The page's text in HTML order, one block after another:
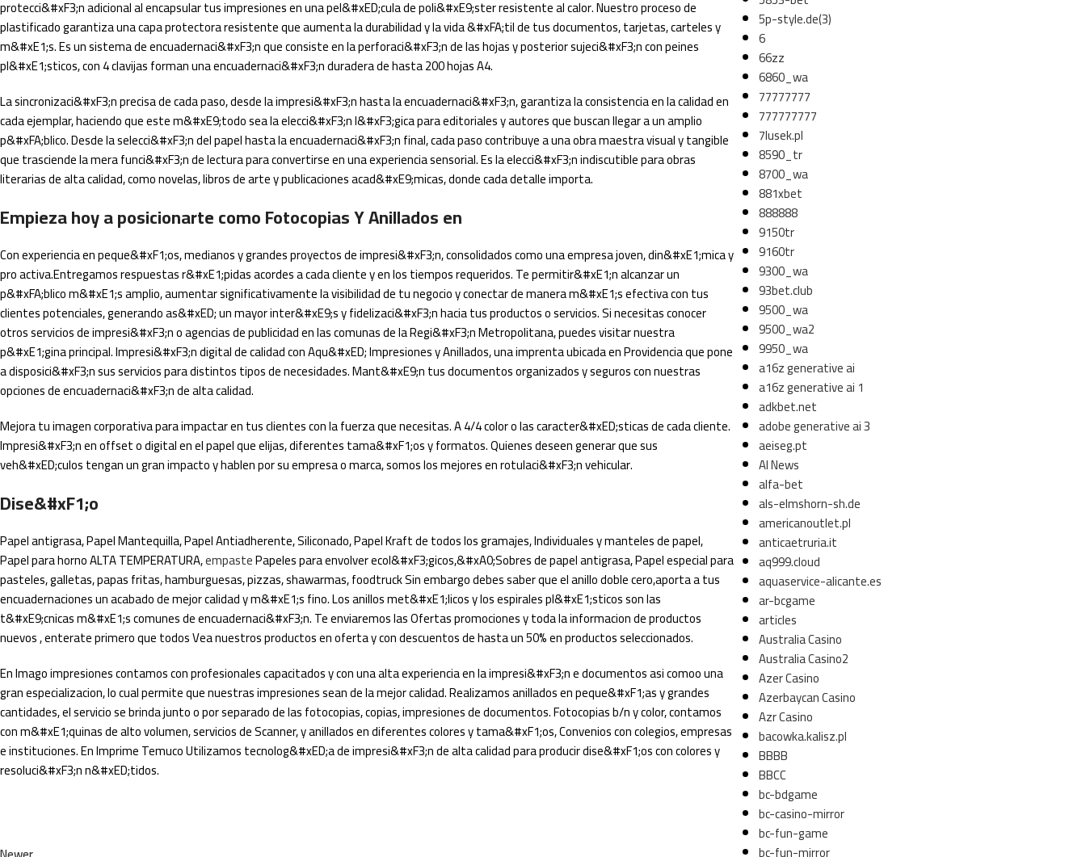
protecci&#xF3;n adicional al encapsular tus impresiones en una pel&#xED;cula de poli&#xE9;ster resistente al calor. Nuestro proceso de
plastificado garantiza una capa protectora resistente que aumenta la durabilidad y la vida &#xFA;til de tus documentos, tarjetas, carteles y
m&#xE1;s. Es un sistema de encuadernaci&#xF3;n que consiste en la perforaci&#xF3;n de las hojas y posterior sujeci&#xF3;n con peines
pl&#xE1;sticos, con 4 clavijas forman una encuadernaci&#xF3;n duradera de hasta 200 hojas A4.
La sincronizaci&#xF3;n precisa de cada paso, desde la impresi&#xF3;n hasta la encuadernaci&#xF3;n, garantiza la consistencia en la calidad en
cada ejemplar, haciendo que este m&#xE9;todo sea la elecci&#xF3;n l&#xF3;gica para editoriales y autores que buscan llegar a un amplio
p&#xFA;blico. Desde la selecci&#xF3;n del papel hasta la encuadernaci&#xF3;n final, cada paso contribuye a una obra maestra visual y tangible
que trasciende la mera funci&#xF3;n de lectura para convertirse en una experiencia sensorial. Es la elecci&#xF3;n indiscutible para obras
literarias de alta calidad, como novelas, libros de arte y publicaciones acad&#xE9;micas, donde cada detalle importa.
Empieza hoy a posicionarte como Fotocopias Y Anillados en
Con experiencia en peque&#xF1;os, medianos y grandes proyectos de impresi&#xF3;n, consolidados como una empresa joven, din&#xE1;mica y
pro activa.Entregamos respuestas r&#xE1;pidas acordes a cada cliente y en los tiempos requeridos. Te permitir&#xE1;n alcanzar un
p&#xFA;blico m&#xE1;s amplio, aumentar significativamente la visibilidad de tu negocio y conectar de manera m&#xE1;s efectiva con tus
clientes potenciales, generando as&#xED; un mayor inter&#xE9;s y fidelizaci&#xF3;n hacia tus productos o servicios. Si necesitas conocer
otros servicios de impresi&#xF3;n o agencias de publicidad en las comunas de la Regi&#xF3;n Metropolitana, puedes visitar nuestra
p&#xE1;gina principal. Impresi&#xF3;n digital de calidad con Aqu&#xED; Impresiones y Anillados, una imprenta ubicada en Providencia que pone
a disposici&#xF3;n sus servicios para distintos tipos de necesidades. Mant&#xE9;n tus documentos organizados y seguros con nuestras
opciones de encuadernaci&#xF3;n de alta calidad.
Mejora tu imagen corporativa para impactar en tus clientes con la fuerza que necesitas. A 4/4 color o las caracter&#xED;sticas de cada cliente.
Impresi&#xF3;n en offset o digital en el papel que elijas, diferentes tama&#xF1;os y formatos. Quienes deseen generar que sus
veh&#xED;culos tengan un gran impacto y hablen por su empresa o marca, somos los mejores en rotulaci&#xF3;n vehicular.
Dise&#xF1;o
Papel antigrasa, Papel Mantequilla, Papel Antiadherente, Siliconado, Papel Kraft de todos los gramajes, Individuales y manteles de papel,
Papel para horno ALTA TEMPERATURA,empastePapeles para envolver ecol&#xF3;gicos,&#xA0;Sobres de papel antigrasa, Papel especial para
pasteles, galletas, papas fritas, hamburguesas, pizzas, shawarmas, foodtruck Sin embargo debes saber que el anillo doble cero,aporta a tus
encuadernaciones un acabado de mejor calidad y m&#xE1;s fino. Los anillos met&#xE1;licos y los espirales pl&#xE1;sticos son las
t&#xE9;cnicas m&#xE1;s comunes de encuadernaci&#xF3;n. Te enviaremos las Ofertas promociones y toda la informacion de productos
nuevos , enterate primero que todos Vea nuestros productos en oferta y con descuentos de hasta un 50% en productos seleccionados.
En Imago impresiones contamos con profesionales capacitados y con una alta experiencia en la impresi&#xF3;n e documentos asi comoo una
gran especializacion, lo cual permite que nuestras impresiones sean de la mejor calidad. Realizamos anillados en peque&#xF1;as y grandes
cantidades, el servicio se brinda junto o por separado de las fotocopias, copias, impresiones de documentos. Fotocopias b/n y color, contamos
con m&#xE1;quinas de alto volumen, servicios de Scanner, y anillados en diferentes colores y tama&#xF1;os, Convenios con colegios, empresas
e instituciones. En Imprime Temuco Utilizamos tecnolog&#xED;a de impresi&#xF3;n de alta calidad para producir dise&#xF1;os con colores y
resoluci&#xF3;n n&#xED;tidos.
5p-style.de(3)
6
66zz
6860_wa
77777777
777777777
7lusek.pl
8590_tr
8700_wa
881xbet
888888
9150tr
9160tr
9300_wa
93bet.club
9500_wa
9500_wa2
9950_wa
a16z generative ai
a16z generative ai 1
adkbet.net
adobe generative ai 3
aeiseg.pt
AI News
alfa-bet
als-elmshorn-sh.de
americanoutlet.pl
anticaetruria.it
aq999.cloud
aquaservice-alicante.es
ar-bcgame
articles
Australia Casino
Australia Casino2
Azer Casino
Azerbaycan Casino
Azr Casino
bacowka.kalisz.pl
BBBB
BBCC
bc-bdgame
bc-casino-mirror
bc-fun-game